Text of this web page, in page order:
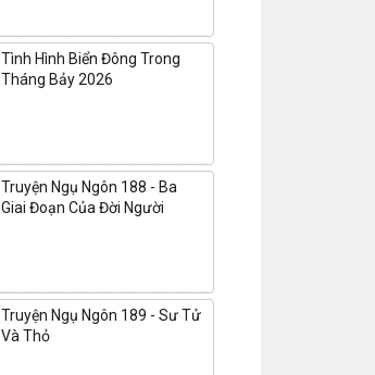
Tình Hình Biển Đông Trong
Tháng Bảy 2026
Truyện Ngụ Ngôn 188 - Ba
Giai Đoạn Của Đời Người
Truyện Ngụ Ngôn 189 - Sư Tử
Và Thỏ